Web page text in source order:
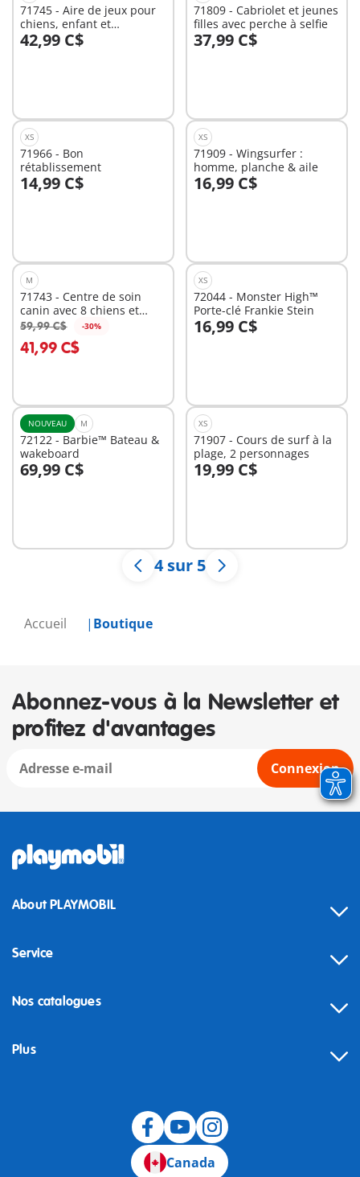
Accueil Boutique
71745 - Aire de jeux pour
chiens, enfant et
éducatrice
42,99 C$
Au panier
71809 - Cabriolet et jeunes
filles avec perche à selfie
37,99 C$
Au panier
XS
71966 - Bon
rétablissement
14,99 C$
Au panier
XS
71909 - Wingsurfer :
homme, planche & aile
16,99 C$
Au panier
M
71743 - Centre de soin
canin avec 8 chiens et
soigneur
59,99 C$ -30%
41,99 C$
Au panier
XS
72044 - Monster High™
Porte-clé Frankie Stein
16,99 C$
Au panier
NOUVEAU M
72122 - Barbie™ Bateau &
wakeboard
69,99 C$
Au panier
XS
71907 - Cours de surf à la
plage, 2 personnages
19,99 C$
Au panier
4 sur 5
Abonnez-vous à la Newsletter et
profitez d'avantages
Connexion
About PLAYMOBIL
Service
Nos catalogues
Plus
Canada